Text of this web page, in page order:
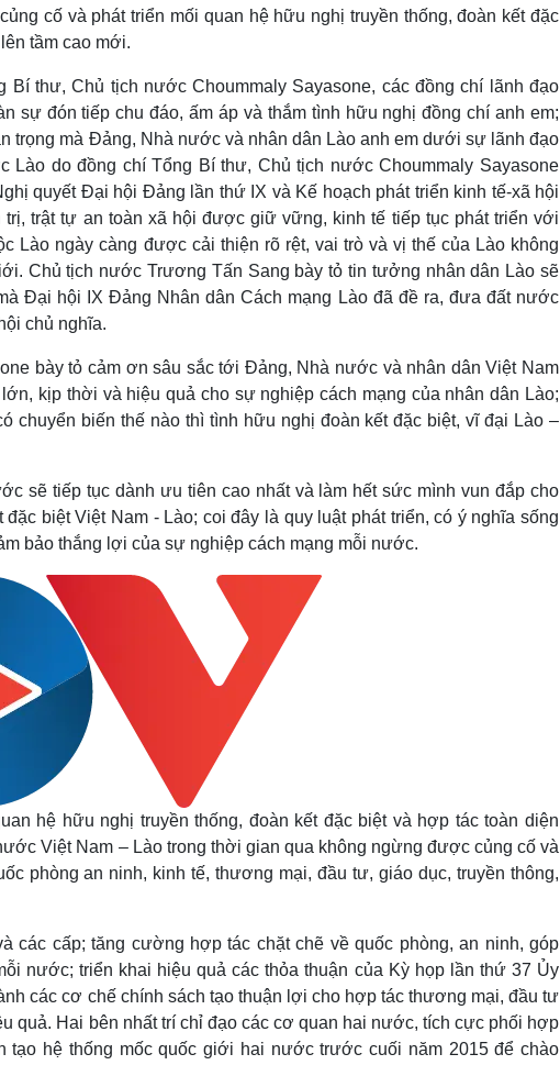
cố và phát triển mối quan hệ hữu nghị truyền thống, đoàn kết đặc
tầm cao mới.
thư, Chủ tịch nước Choummaly Sayasone, các đồng chí lãnh đạo
sự đón tiếp chu đáo, ấm áp và thắm tình hữu nghị đồng chí anh em;
trọng mà Đảng, Nhà nước và nhân dân Lào anh em dưới sự lãnh đạo
Lào do đồng chí Tổng Bí thư, Chủ tịch nước Choummaly Sayasone
quyết Đại hội Đảng lần thứ IX và Kế hoạch phát triển kinh tế-xã hội
trật tự an toàn xã hội được giữ vững, kinh tế tiếp tục phát triển với
Lào ngày càng được cải thiện rõ rệt, vai trò và vị thế của Lào không
Chủ tịch nước Trương Tấn Sang bày tỏ tin tưởng nhân dân Lào sẽ
Đại hội IX Đảng Nhân dân Cách mạng Lào đã đề ra, đưa đất nước
chủ nghĩa.
bày tỏ cảm ơn sâu sắc tới Đảng, Nhà nước và nhân dân Việt Nam
kịp thời và hiệu quả cho sự nghiệp cách mạng của nhân dân Lào;
chuyển biến thế nào thì tình hữu nghị đoàn kết đặc biệt, vĩ đại Lào –
sẽ tiếp tục dành ưu tiên cao nhất và làm hết sức mình vun đắp cho
biệt Việt Nam - Lào; coi đây là quy luật phát triển, có ý nghĩa sống
bảo thắng lợi của sự nghiệp cách mạng mỗi nước.
hệ hữu nghị truyền thống, đoàn kết đặc biệt và hợp tác toàn diện
Việt Nam – Lào trong thời gian qua không ngừng được củng cố và
phòng an ninh, kinh tế, thương mại, đầu tư, giáo dục, truyền thông,
các cấp; tăng cường hợp tác chặt chẽ về quốc phòng, an ninh, góp
nước; triển khai hiệu quả các thỏa thuận của Kỳ họp lần thứ 37 Ủy
các cơ chế chính sách tạo thuận lợi cho hợp tác thương mại, đầu tư
quả. Hai bên nhất trí chỉ đạo các cơ quan hai nước, tích cực phối hợp
tạo hệ thống mốc quốc giới hai nước trước cuối năm 2015 để chào